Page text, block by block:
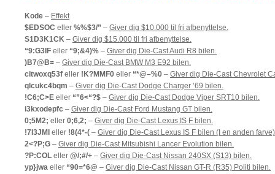
Kode – Effekt
$EDSOC eller %%$3/” – Giver dig $10.000 til fri afbenyttelse.
S1D3K1CK – Giver dig $15.000 til fri afbenyttelse.
“9:G3IF eller “9;&4)% – Giver dig Die-Cast Audi R8 bilen.
)B7@B= – Giver dig Die-Cast BMW M3 E92 bilen.
citwoxq53f eller !K?MMF0 eller “*@–%0 – Giver dig Die-Cast Chevrolet
qlcukc4bqm – Giver dig Die-Cast Dodge Charger ’69 bilen.
!C6;C>E eller “”6<“?$ – Giver dig Die-Cast Dodge Viper SRT10 bilen.
i3kxodepfc – Giver dig Die-Cast Ford Mustang GT bilen.
0;5M2; eller 0;6,2; – Giver dig Die-Cast Lexus IS F bilen.
!7I3JMI eller !8(4*-( – Giver dig Die-Cast Lexus IS F bilen (I en anden
2<?P;G – Giver dig Die-Cast Mitsubishi Lancer Evolution bilen.
?P:COL eller @/;#/+ – Giver dig Die-Cast Nissan 240SX (S13) bilen.
yp}jwa eller “90=*6@ – Giver dig Die-Cast Nissan GT-R (R35) Politi bilen.